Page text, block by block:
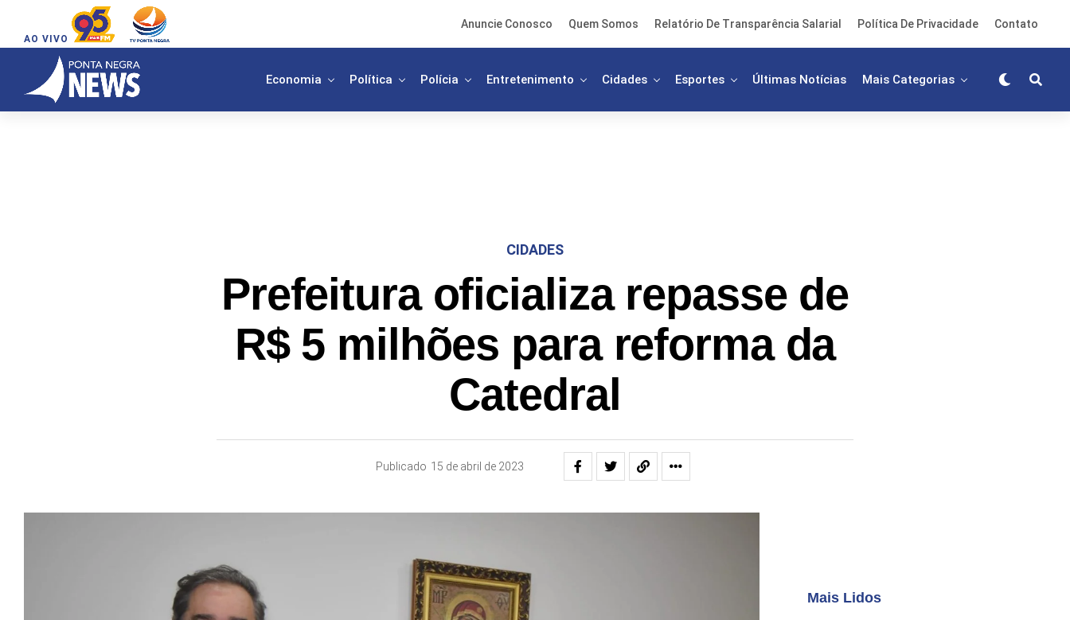
AO VIVO
Anuncie Conosco Quem Somos Relatório De Transparência Salarial Política De Privacidade Contato
Economia Política Polícia Entretenimento Cidades Esportes Últimas Notícias Mais Categorias
CIDADES
Prefeitura oficializa repasse de
R$ 5 milhões para reforma da
Catedral
Publicado 15 de abril de 2023
Mais Lidos